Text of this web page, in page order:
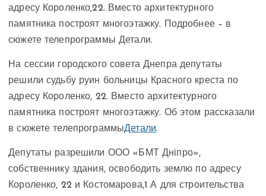
адресу Короленко,22. Вместо архитектурного
памятника построят многоэтажку. Подробнее – в
сюжете телепрограммы Детали.
На сессии городского совета Днепра депутаты
решили судьбу руин больницы Красного креста по
адресу Короленко, 22. Вместо архитектурного
памятника построят многоэтажку. Об этом рассказали
в сюжете телепрограммыДетали.
Депутаты разрешили ООО «БМТ Дніпро»,
собственнику здания, освободить землю по адресу
Короленко, 22 и Костомарова,1 А для строительства